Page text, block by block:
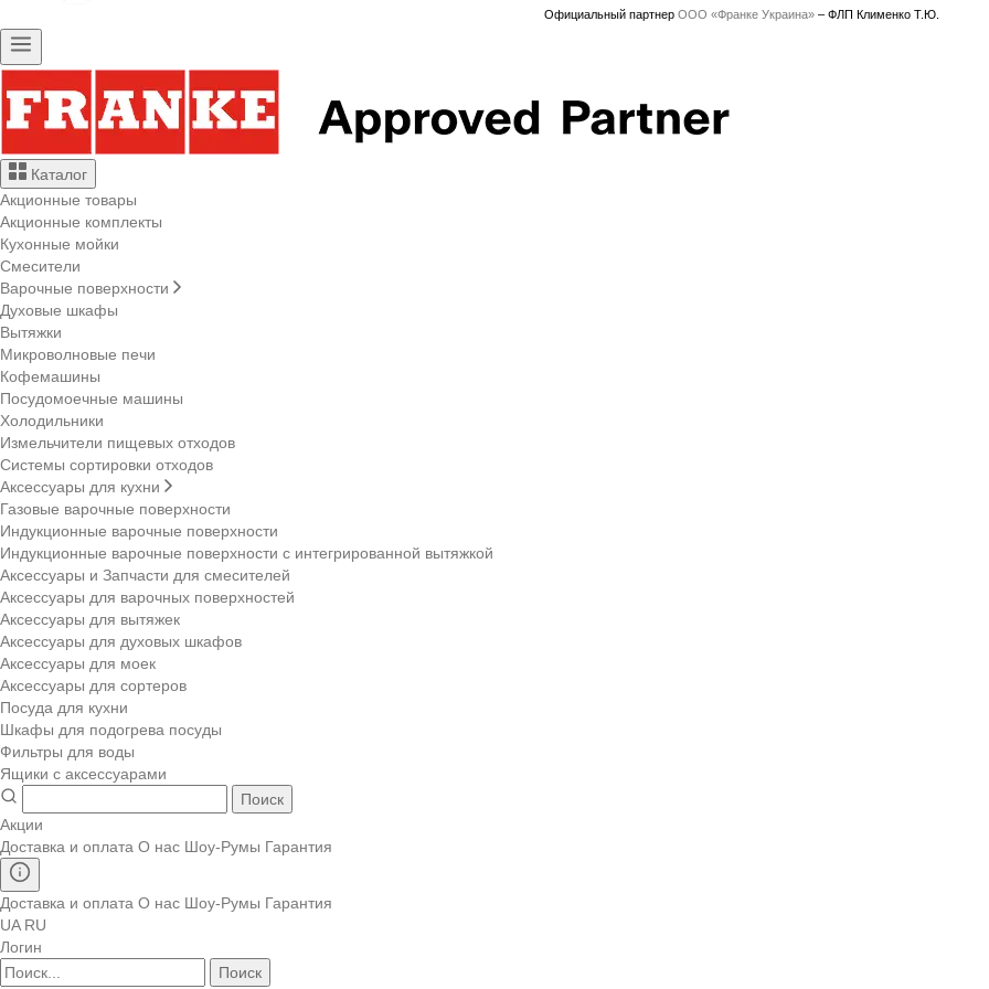
Официальный партнер ООО «Франке Украина» – ФЛП Клименко Т.Ю.
Каталог
Акционные товары
Акционные комплекты
Кухонные мойки
Смесители
Варочные поверхности
Духовые шкафы
Вытяжки
Микроволновые печи
Кофемашины
Посудомоечные машины
Холодильники
Измельчители пищевых отходов
Системы сортировки отходов
Аксессуары для кухни
Газовые варочные поверхности
Индукционные варочные поверхности
Индукционные варочные поверхности с интегрированной вытяжкой
Аксессуары и Запчасти для смесителей
Аксессуары для варочных поверхностей
Аксессуары для вытяжек
Аксессуары для духовых шкафов
Аксессуары для моек
Аксессуары для сортеров
Посуда для кухни
Шкафы для подогрева посуды
Фильтры для воды
Ящики с аксессуарами
Поиск
Акции
Доставка и оплата О нас Шоу-Румы Гарантия
Доставка и оплата О нас Шоу-Румы Гарантия
UA RU
Логин
Поиск